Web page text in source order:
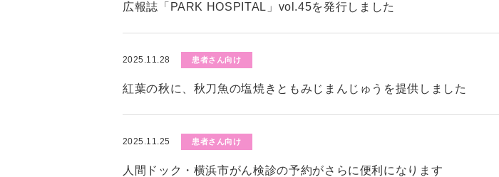
広報誌「PARK HOSPITAL」vol.45を発行しました
2025.11.28 患者さん向け
紅葉の秋に、秋刀魚の塩焼きともみじまんじゅうを提供しました
2025.11.25 患者さん向け
人間ドック・横浜市がん検診の予約がさらに便利になります